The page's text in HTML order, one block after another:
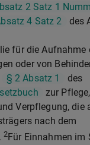
2 Satz 1
4 Satz 2
des
für die Aufnahme
oder von
§ 2 Absatz 1
des
zur Pflege,
Verpflegung, die
nach dem
2 Für Einnahmen im